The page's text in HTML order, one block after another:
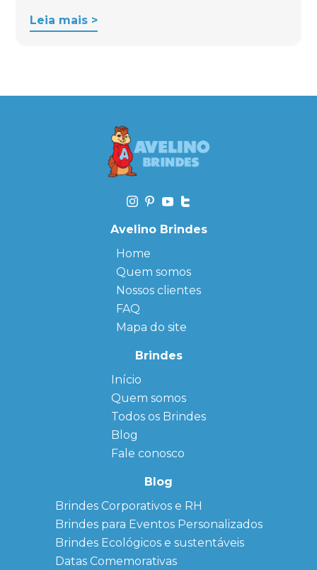
Leia mais >
Avelino Brindes
Home
Quem somos
Nossos clientes
FAQ
Mapa do site
Brindes
Início
Quem somos
← Back
FAQ
Sitemap
Todos os Brindes
← Back
Agendas
Personalizadas
Personalizado
personalizados
Brindes
Corporativos
Copos Térmicos
Personalizados
Datas Especiais
Blog
Fale conosco
Blog
Brindes Corporativos e RH
Brindes para Eventos Personalizados
Brindes Ecológicos e sustentáveis
Datas Comemorativas